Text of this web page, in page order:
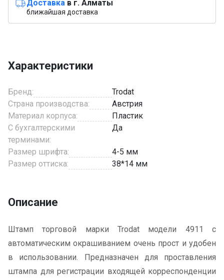
Доставка в г. Алматы
ближайшая доставка
Характеристики
Бренд:
Trodat
Страна производства:
Австрия
Материал корпуса:
Пластик
С бухгалтерскими
терминами:
Да
Размер шрифта:
4-5 мм
Размер оттиска:
38*14 мм
Описание
Штамп торговой марки Trodat модели 4911 с
автоматическим окрашиванием очень прост и удобен
в использовании. Предназначен для проставления
штампа для регистрации входящей корреспонденции